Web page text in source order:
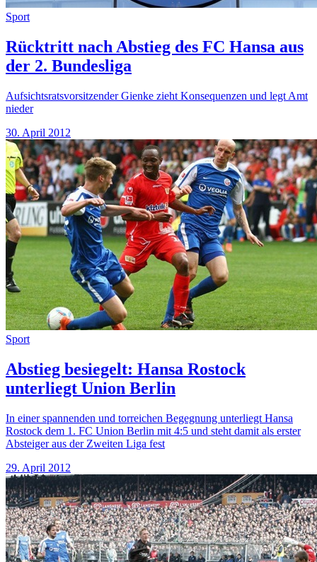
Sport
Rücktritt nach Abstieg des FC Hansa aus
der 2. Bundesliga
Aufsichtsratsvorsitzender Gienke zieht Konsequenzen und legt Amt
nieder
30. April 2012
Sport
Abstieg besiegelt: Hansa Rostock
unterliegt Union Berlin
In einer spannenden und torreichen Begegnung unterliegt Hansa
Rostock dem 1. FC Union Berlin mit 4:5 und steht damit als erster
Absteiger aus der Zweiten Liga fest
29. April 2012